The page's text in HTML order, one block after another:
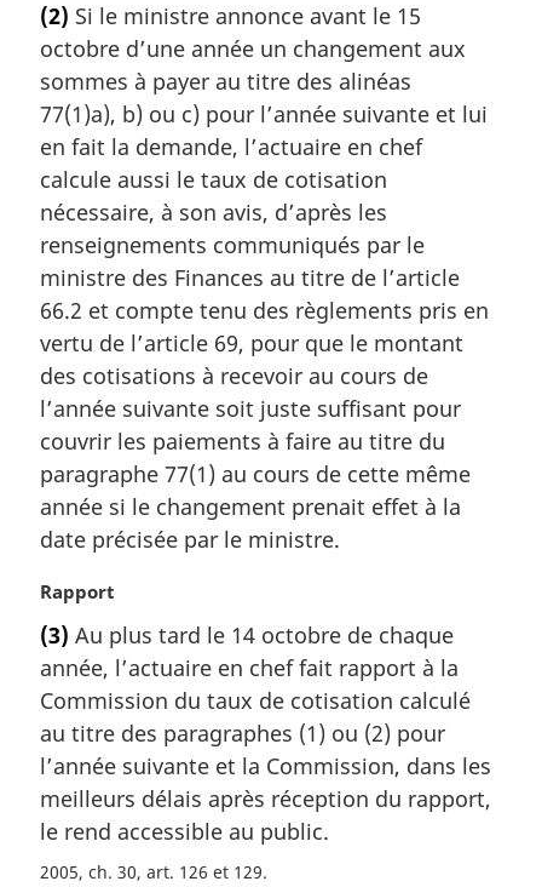
t
e
m
a
g
i
n
a
e
:
(2) Si le ministre annonce avant le 15
octobre d’une année un changement aux
sommes à payer au titre des alinéas
77(1)a), b) ou c) pour l’année suivante et lui
en fait la demande, l’actuaire en chef
calcule aussi le taux de cotisation
nécessaire, à son avis, d’après les
renseignements communiqués par le
ministre des Finances au titre de l’article
66.2 et compte tenu des règlements pris en
vertu de l’article 69, pour que le montant
des cotisations à recevoir au cours de
l’année suivante soit juste suffisant pour
couvrir les paiements à faire au titre du
paragraphe 77(1) au cours de cette même
année si le changement prenait effet à la
date précisée par le ministre.
N
t
e
m
a
g
i
n
Rapport
(3) Au plus tard le 14 octobre de chaque
année, l’actuaire en chef fait rapport à la
Commission du taux de cotisation calculé
au titre des paragraphes (1) ou (2) pour
l’année suivante et la Commission, dans les
meilleurs délais après réception du rapport,
le rend accessible au public.
2005, ch. 30, art. 126 et 129